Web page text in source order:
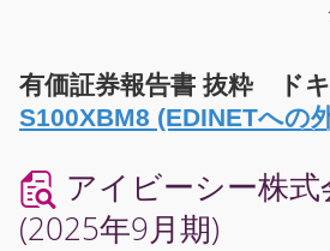
有価証券報告書 抜粋 ド
S100XBM8 (EDINETへの
アイビーシー株式
(2025年9月期)